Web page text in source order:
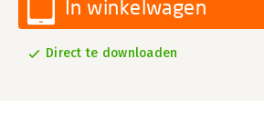
In winkelwagen
Direct te downloaden